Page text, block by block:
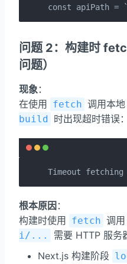
const apiPath =
问题 2：构建时
问题）
现象：
在使用
fetch 调用本
build
时出现超时错误：
Timeout fetching
根本原因 ：
构建时使用
fetch 调用
i/...
需要 HTTP 服务
Next.js 构建阶段